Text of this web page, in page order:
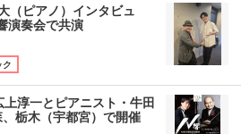
（ピアノ）インタビュ
演奏会で共演
ク
淳一とピアニスト・牛田
栃木（宇都宮）で開催